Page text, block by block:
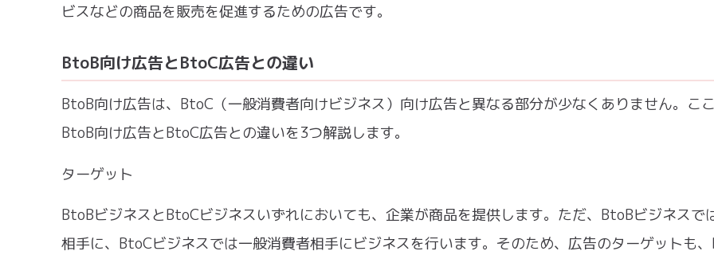
ビスなどの商品を販売を促進するための広告です。
BtoB向け広告とBtoC広告との違い
BtoB向け広告は、BtoC（一般消費者向けビジネス）向け広告と異なる部分が少なくありません。ここ
BtoB向け広告とBtoC広告との違いを3つ解説します。
ターゲット
BtoBビジネスとBtoCビジネスいずれにおいても、企業が商品を提供します。ただ、BtoBビジネスで
相手に、BtoCビジネスでは一般消費者相手にビジネスを行います。そのため、広告のターゲットも